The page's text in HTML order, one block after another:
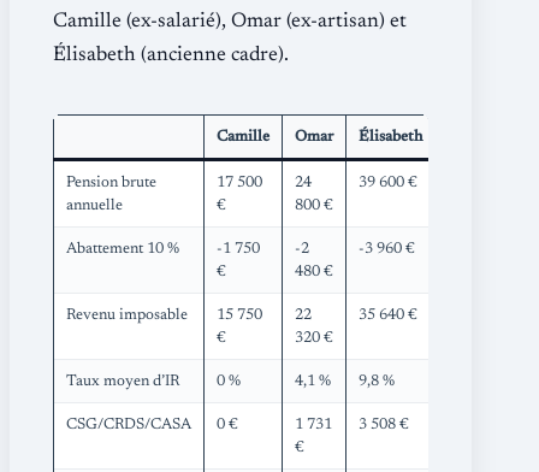
Camille (ex-salarié), Omar (ex-artisan) et
Élisabeth (ancienne cadre).
Camille Omar Élisabeth
Pension brute
annuelle
17 500
€
24
800 €
39 600 €
Abattement 10 %
-1 750
€
-2
480 €
-3 960 €
Revenu imposable
15 750
€
22
320 €
35 640 €
Taux moyen d’IR 0 % 4,1 % 9,8 %
CSG/CRDS/CASA 0 €
1 731
€
3 508 €